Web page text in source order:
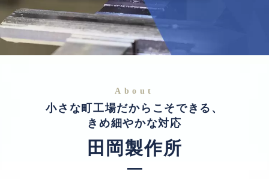
About
小さな町工場だからこそできる、
きめ細やかな対応
田岡製作所